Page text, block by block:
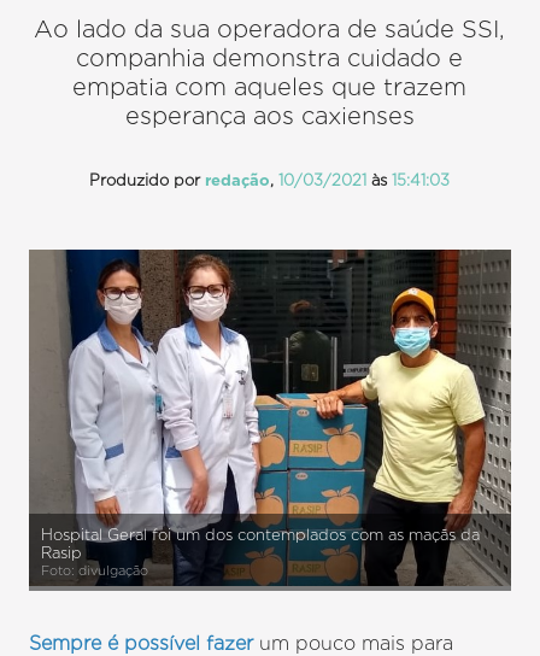
Ao lado da sua operadora de saúde SSI,
companhia demonstra cuidado e
empatia com aqueles que trazem
esperança aos caxienses
Produzido por redação,10/03/2021 às15:41:03
Hospital Geral foi um dos contemplados com as maçãs da
Rasip
Foto: divulgação
Sempre é possível fazerum pouco mais para